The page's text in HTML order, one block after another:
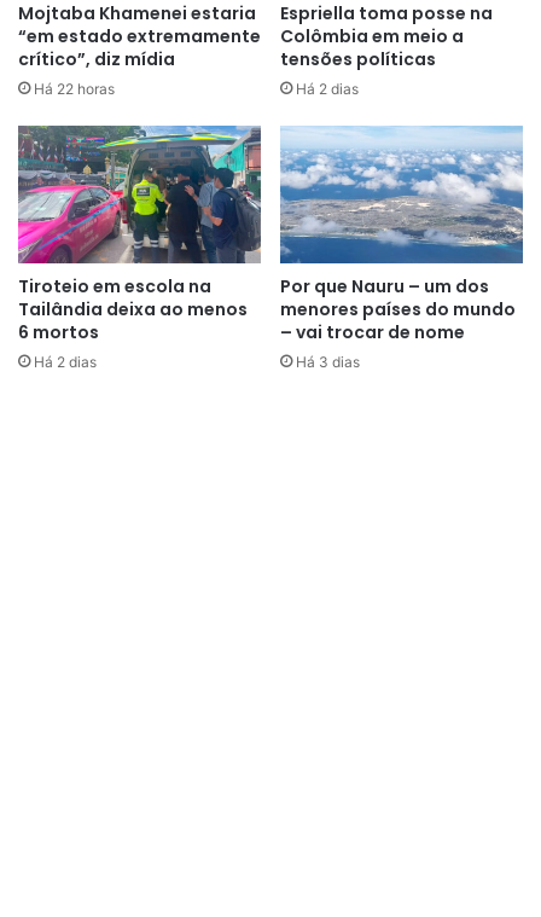
Nas cobranças de pênaltis, Rodrygo (goleiro defendeu),
Casemiro, Pedro Marquinhos (trave) bateram para os
pentacampeões. Do lado croata, Vlasic, Majer, Modric e
Orsic cobraram, todos com perfeição, para os atuais vice-
campeões mundiais.
Mojtaba Khamenei estaria
“em estado extremamente
crítico”, diz mídia
Há 22 horas
Espriella toma posse na
Colômbia em meio a
tensões políticas
Há 2 dias
Tiroteio em escola na
Tailândia deixa ao menos
6 mortos
Há 2 dias
Por que Nauru – um dos
menores países do mundo
– vai trocar de nome
Há 3 dias